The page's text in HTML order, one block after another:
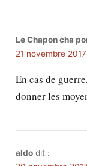
Le Chapon cha
21 novembre
En cas de
donner les
aldo dit :